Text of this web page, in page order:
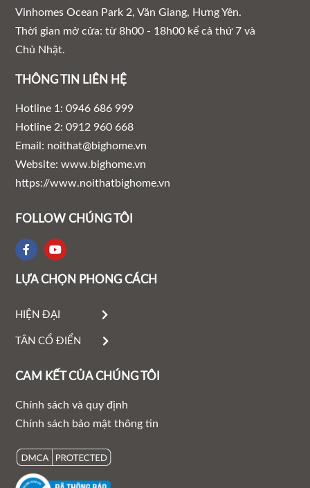
Vinhomes Ocean Park 2, Văn Giang, Hưng Yên.
Thời gian mở cửa: từ 8h00 - 18h00 kể cả thứ 7 và
Chủ Nhật.
THÔNG TIN LIÊN HỆ
Hotline 1: 0946 686 999
Hotline 2: 0912 960 668
Email: noithat@bighome.vn
Website: www.bighome.vn
https://www.noithatbighome.vn
FOLLOW CHÚNG TÔI
LỰA CHỌN PHONG CÁCH
HIỆN ĐẠI
TÂN CỔ ĐIỂN
CAM KẾT CỦA CHÚNG TÔI
Chính sách và quy định
Chính sách bảo mật thông tin